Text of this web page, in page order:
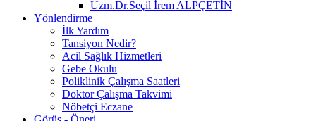
Uzm.Dr.Seçil İrem ALPÇETİN
Yönlendirme
İlk Yardım
Tansiyon Nedir?
Acil Sağlık Hizmetleri
Gebe Okulu
Poliklinik Çalışma Saatleri
Doktor Çalışma Takvimi
Nöbetçi Eczane